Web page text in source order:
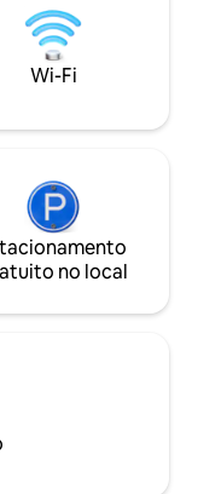
através de
inspirados no
cultura.Apenas
Wi-Fi
no local